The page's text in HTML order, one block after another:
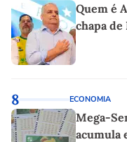
Quem é
chapa
8 ECONOMIA
Mega-
acumula